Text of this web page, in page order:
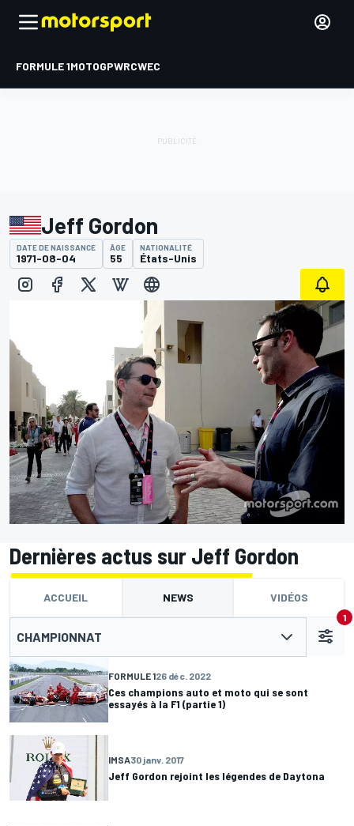
FORMULE 1MOTOGPWRCWEC
Jeff Gordon
DATE DE NAISSANCE
1971-08-04
ÂGE
55
NATIONALITÉ
États-Unis
Dernières actus sur Jeff Gordon
ACCUEIL NEWS VIDÉOS
CHAMPIONNAT
1
FORMULE 126 déc. 2022
Ces champions auto et moto qui se sont
essayés à la F1 (partie 1)
IMSA30 janv. 2017
Jeff Gordon rejoint les légendes de Daytona